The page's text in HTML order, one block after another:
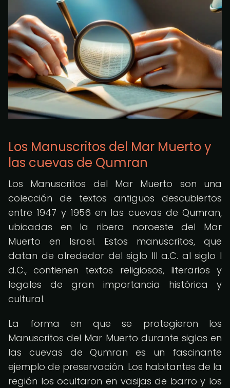
Los Manuscritos del Mar Muerto y
las cuevas de Qumran
Los Manuscritos del Mar Muerto son una
colección de textos antiguos descubiertos
entre 1947 y 1956 en las cuevas de Qumran,
ubicadas en la ribera noroeste del Mar
Muerto en Israel. Estos manuscritos, que
datan de alrededor del siglo III a.C. al siglo I
d.C., contienen textos religiosos, literarios y
legales de gran importancia histórica y
cultural.
La forma en que se protegieron los
Manuscritos del Mar Muerto durante siglos en
las cuevas de Qumran es un fascinante
ejemplo de preservación. Los habitantes de la
región los ocultaron en vasijas de barro y los